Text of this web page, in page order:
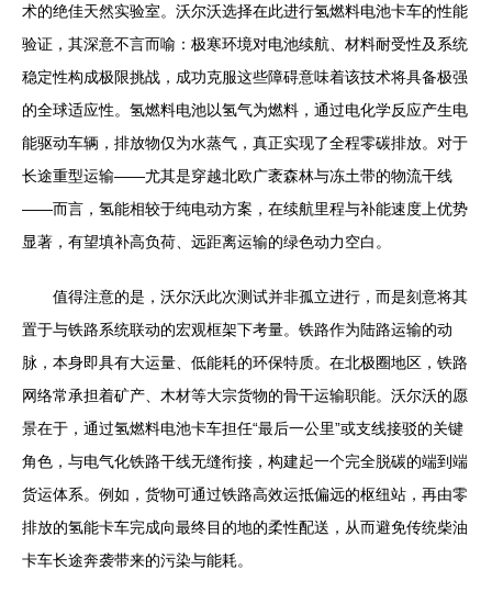
术的绝佳天然实验室。沃尔沃选择在此进行氢燃料电池卡车的性能
验证，其深意不言而喻：极寒环境对电池续航、材料耐受性及系统
稳定性构成极限挑战，成功克服这些障碍意味着该技术将具备极强
的全球适应性。氢燃料电池以氢气为燃料，通过电化学反应产生电
能驱动车辆，排放物仅为水蒸气，真正实现了全程零碳排放。对于
长途重型运输——尤其是穿越北欧广袤森林与冻土带的物流干线
——而言，氢能相较于纯电动方案，在续航里程与补能速度上优势
显著，有望填补高负荷、远距离运输的绿色动力空白。
值得注意的是，沃尔沃此次测试并非孤立进行，而是刻意将其
置于与铁路系统联动的宏观框架下考量。铁路作为陆路运输的动
脉，本身即具有大运量、低能耗的环保特质。在北极圈地区，铁路
网络常承担着矿产、木材等大宗货物的骨干运输职能。沃尔沃的愿
景在于，通过氢燃料电池卡车担任“最后一公里”或支线接驳的关键
角色，与电气化铁路干线无缝衔接，构建起一个完全脱碳的端到端
货运体系。例如，货物可通过铁路高效运抵偏远的枢纽站，再由零
排放的氢能卡车完成向最终目的地的柔性配送，从而避免传统柴油
卡车长途奔袭带来的污染与能耗。